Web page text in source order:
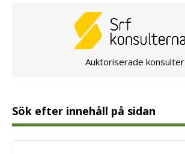
Auktoriserade konsulter
Sök efter innehåll på sidan